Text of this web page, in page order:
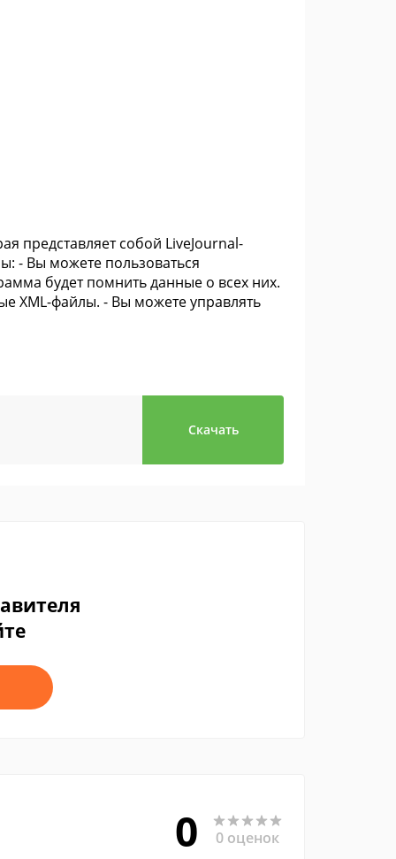
представляет собой LiveJournal-
- Вы можете пользоваться
будет помнить данные о всех них.
XML-файлы. - Вы можете управлять
Скачать
0 0 оценок